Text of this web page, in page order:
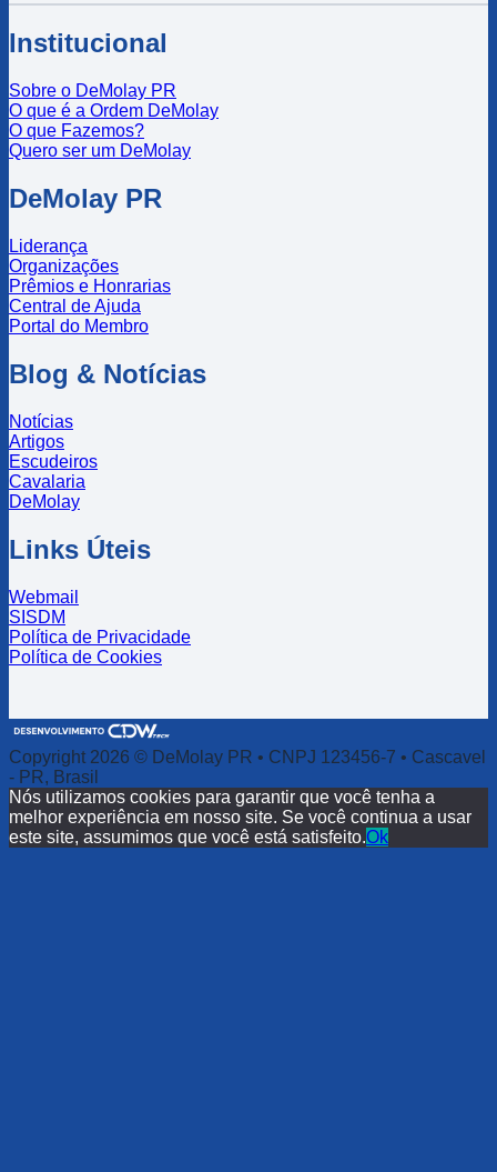
Institucional
Sobre o DeMolay PR
O que é a Ordem DeMolay
O que Fazemos?
Quero ser um DeMolay
DeMolay PR
Liderança
Organizações
Prêmios e Honrarias
Central de Ajuda
Portal do Membro
Blog & Notícias
Notícias
Artigos
Escudeiros
Cavalaria
DeMolay
Links Úteis
Webmail
SISDM
Política de Privacidade
Política de Cookies
Copyright 2026 © DeMolay PR • CNPJ 123456-7 • Cascavel
- PR, Brasil
Nós utilizamos cookies para garantir que você tenha a
melhor experiência em nosso site. Se você continua a usar
este site, assumimos que você está satisfeito.Ok